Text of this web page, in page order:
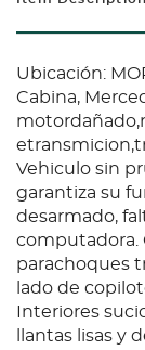
Ubicación:
Cabina,
Vehiculo sin
garantiza su
desarmado,
computadora.
parachoques
lado de
Interiores
llantas lisas y